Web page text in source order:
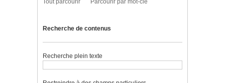
Tout parcourir Parcourir par mot-clé
Recherche de contenus
Recherche plein texte